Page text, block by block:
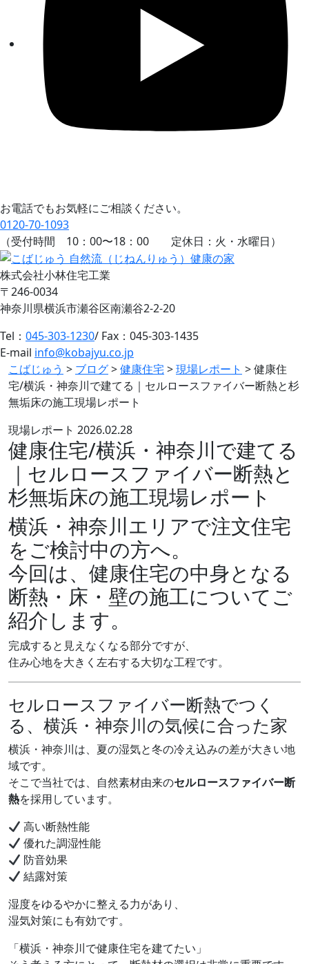
お電話でもお気軽にご相談ください。
0120-70-1093
（受付時間 10：00〜18：00 定休日：火・水曜日）
株式会社小林住宅工業
〒246-0034
神奈川県横浜市瀬谷区南瀬谷2-2-20
Tel： 045-303-1230/ Fax：045-303-1435
E-mail info@kobajyu.co.jp
こばじゅう > ブログ>健康住宅 >現場レポート >健康住
宅/横浜・神奈川で建てる｜セルロースファイバー断熱と杉
無垢床の施工現場レポート
現場レポート 2026.02.28
健康住宅/横浜・神奈川で建てる
｜セルロースファイバー断熱と
杉無垢床の施工現場レポート
横浜・神奈川エリアで注文住宅
をご検討中の方へ。
今回は、健康住宅の中身となる
断熱・床・壁の施工についてご
紹介します。
完成すると見えなくなる部分ですが、
住み心地を大きく左右する大切な工程です。
セルロースファイバー断熱でつく
る、横浜・神奈川の気候に合った家
横浜・神奈川は、夏の湿気と冬の冷え込みの差が大きい地
域です。
そこで当社では、自然素材由来のセルロースファイバー断
熱を採用しています。
高い断熱性能
優れた調湿性能
防音効果
結露対策
湿度をゆるやかに整える力があり、
湿気対策にも有効です。
「横浜・神奈川で健康住宅を建てたい」